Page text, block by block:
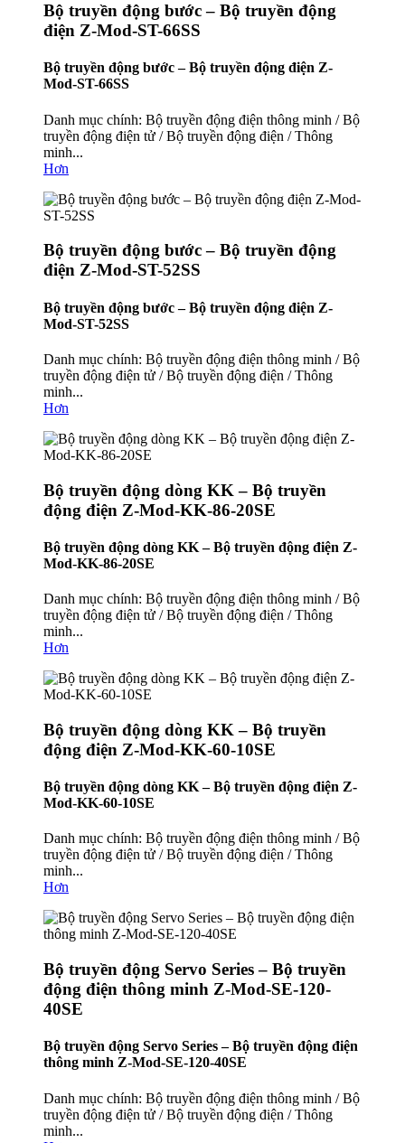
Bộ truyền động bước – Bộ truyền động
điện Z-Mod-ST-66SS
Bộ truyền động bước – Bộ truyền động điện Z-
Mod-ST-66SS
Danh mục chính: Bộ truyền động điện thông minh / Bộ
truyền động điện tử / Bộ truyền động điện / Thông
minh...
Hơn
Bộ truyền động bước – Bộ truyền động
điện Z-Mod-ST-52SS
Bộ truyền động bước – Bộ truyền động điện Z-
Mod-ST-52SS
Danh mục chính: Bộ truyền động điện thông minh / Bộ
truyền động điện tử / Bộ truyền động điện / Thông
minh...
Hơn
Bộ truyền động dòng KK – Bộ truyền
động điện Z-Mod-KK-86-20SE
Bộ truyền động dòng KK – Bộ truyền động điện Z-
Mod-KK-86-20SE
Danh mục chính: Bộ truyền động điện thông minh / Bộ
truyền động điện tử / Bộ truyền động điện / Thông
minh...
Hơn
Bộ truyền động dòng KK – Bộ truyền
động điện Z-Mod-KK-60-10SE
Bộ truyền động dòng KK – Bộ truyền động điện Z-
Mod-KK-60-10SE
Danh mục chính: Bộ truyền động điện thông minh / Bộ
truyền động điện tử / Bộ truyền động điện / Thông
minh...
Hơn
Bộ truyền động Servo Series – Bộ truyền
động điện thông minh Z-Mod-SE-120-
40SE
Bộ truyền động Servo Series – Bộ truyền động điện
thông minh Z-Mod-SE-120-40SE
Danh mục chính: Bộ truyền động điện thông minh / Bộ
truyền động điện tử / Bộ truyền động điện / Thông
minh...